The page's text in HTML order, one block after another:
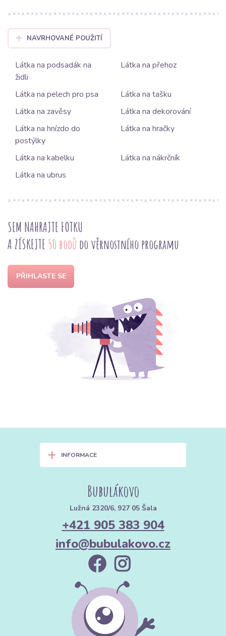
NAVRHOVANÉ POUŽITÍ
Látka na podsadák na
židli
Látka na přehoz
Látka na pelech pro psa
Látka na tašku
Látka na zavěsy
Látka na dekorování
Látka na hnízdo do
postýlky
Látka na hračky
Látka na kabelku
Látka na nákrčník
Látka na ubrus
SEM NAHRAJTE FOTKU
A ZÍSKEJTE 50 bodů do věrnostního programu
PŘIHLASTE SE
+ INFORMACE
Bubulákovo
Lužná 2320/6, 927 05 Šala
+421 905 383 904
info@bubulakovo.cz